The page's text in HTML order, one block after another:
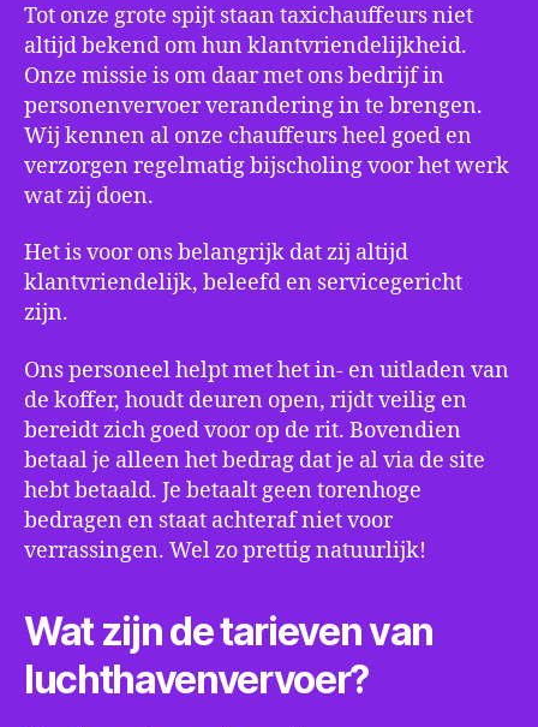
Tot onze grote spijt staan taxichauffeurs niet
altijd bekend om hun klantvriendelijkheid.
Onze missie is om daar met ons bedrijf in
personenvervoer verandering in te brengen.
Wij kennen al onze chauffeurs heel goed en
verzorgen regelmatig bijscholing voor het werk
wat zij doen.
Het is voor ons belangrijk dat zij altijd
klantvriendelijk, beleefd en servicegericht
zijn.
Ons personeel helpt met het in- en uitladen van
de koffer, houdt deuren open, rijdt veilig en
bereidt zich goed voor op de rit. Bovendien
betaal je alleen het bedrag dat je al via de site
hebt betaald. Je betaalt geen torenhoge
bedragen en staat achteraf niet voor
verrassingen. Wel zo prettig natuurlijk!
Wat zijn de tarieven van
luchthavenvervoer?